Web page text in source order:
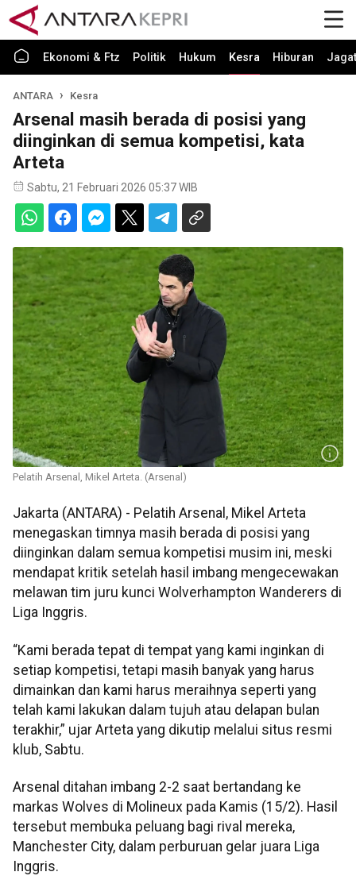
Ekonomi & Ftz Politik Hukum Kesra Hiburan Jagat
ANTARA Kesra
Arsenal masih berada di posisi yang
diinginkan di semua kompetisi, kata
Arteta
Sabtu, 21 Februari 2026 05:37 WIB
Pelatih Arsenal, Mikel Arteta. (Arsenal)
Jakarta (ANTARA) - Pelatih Arsenal, Mikel Arteta
menegaskan timnya masih berada di posisi yang
diinginkan dalam semua kompetisi musim ini, meski
mendapat kritik setelah hasil imbang mengecewakan
melawan tim juru kunci Wolverhampton Wanderers di
Liga Inggris.
“Kami berada tepat di tempat yang kami inginkan di
setiap kompetisi, tetapi masih banyak yang harus
dimainkan dan kami harus meraihnya seperti yang
telah kami lakukan dalam tujuh atau delapan bulan
terakhir,” ujar Arteta yang dikutip melalui situs resmi
klub, Sabtu.
Arsenal ditahan imbang 2-2 saat bertandang ke
markas Wolves di Molineux pada Kamis (15/2). Hasil
tersebut membuka peluang bagi rival mereka,
Manchester City, dalam perburuan gelar juara Liga
Inggris.